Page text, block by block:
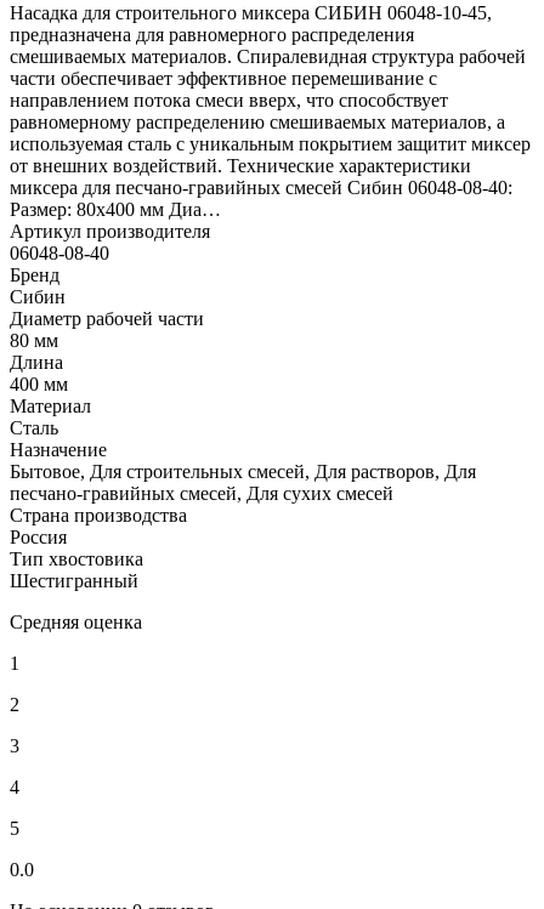
Насадка для строительного миксера СИБИН 06048-10-45,
предназначена для равномерного распределения
смешиваемых материалов. Спиралевидная структура рабочей
части обеспечивает эффективное перемешивание с
направлением потока смеси вверх, что способствует
равномерному распределению смешиваемых материалов, а
используемая сталь с уникальным покрытием защитит миксер
от внешних воздействий. Технические характеристики
миксера для песчано-гравийных смесей Сибин 06048-08-40:
Размер: 80х400 мм Диа…
Артикул производителя
06048-08-40
Бренд
Сибин
Диаметр рабочей части
80 мм
Длина
400 мм
Материал
Сталь
Назначение
Бытовое, Для строительных смесей, Для растворов, Для
песчано-гравийных смесей, Для сухих смесей
Страна производства
Россия
Тип хвостовика
Шестигранный
Средняя оценка
1
2
3
4
5
0.0